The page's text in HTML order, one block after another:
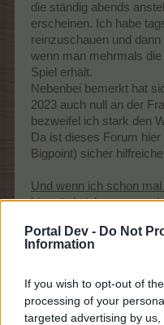
Portal Dev - Do Not
Information
If you wish to opt-out of
processing of your
targeted advertising by
die ständig abends
erscheinen. Ich habe
reinzuschauen und
wenn man mehrmals
Spiel erhält.
Nebenbei bemerkt hat
2023 auch null an der
bezweifel ich stark den
Da ist dieses Forum
Bigpoint) sicher
Und wenn ich schon
bin würde ich gerne
Ich finde es etwas doof
eigenen Farmstand
x 100 Farn ein und
deutlich mehr Geld auf